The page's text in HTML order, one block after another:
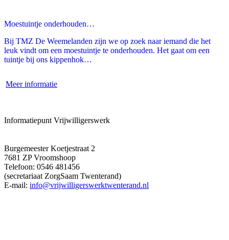
Moestuintje onderhouden…
Bij TMZ De Weemelanden zijn we op zoek naar iemand die het
leuk vindt om een moestuintje te onderhouden. Het gaat om een
tuintje bij ons kippenhok…
Meer informatie
Informatiepunt Vrijwilligerswerk
Burgemeester Koetjestraat 2
7681 ZP Vroomshoop
Telefoon: 0546 481456
(secretariaat ZorgSaam Twenterand)
E-mail: info@vrijwilligerswerktwenterand.nl